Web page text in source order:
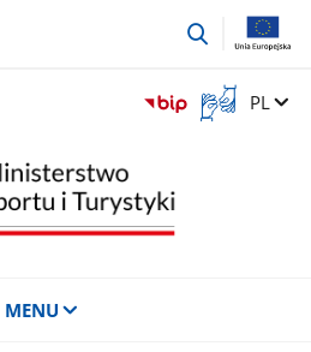
przejdź
Otwórz
okno
Zmień
PL
MENU